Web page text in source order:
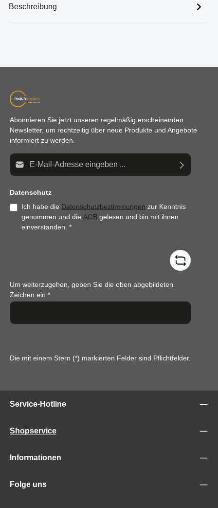
Beschreibung
Abonnieren Sie jetzt unseren regelmäßig erscheinenden
Newsletter, um rechtzeitig über neue Produkte und Angebote
informiert zu werden.
E-Mail-Adresse*
Datenschutz
Ich habe die Datenschutzbestimmungen zur Kenntnis
genommen und die AGB gelesen und bin mit ihnen
einverstanden. *
Um weiterzugehen, geben Sie die oben abgebildeten
Zeichen ein *
Die mit einem Stern (*) markierten Felder sind Pflichtfelder.
Service-Hotline
Shopservice
Informationen
Folge uns